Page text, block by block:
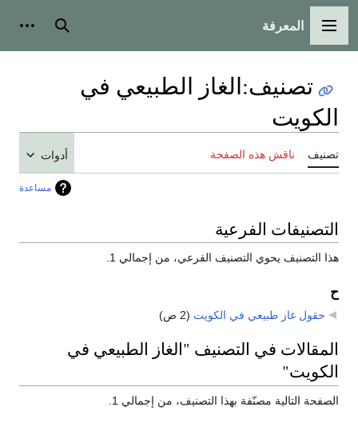
القائمة الرئيسية
المعرفة بحث
تصنيف:الغاز الطبيعي في
الكويت
تصنيف ناقش هذه الصفحة أدوات
مساعدة
التصنيفات الفرعية
هذا التصنيف يحوي التصنيف الفرعي، من إجمالي 1.
ح
حقول غاز طبيعي في الكويت (2 ص)
المقالات في التصنيف "الغاز الطبيعي في
الكويت"
الصفحة التالية مصنّفة بهذا التصنيف، من إجمالي 1.